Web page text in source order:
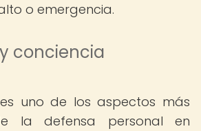
o emergencia.
conciencia
uno de los aspectos más
la defensa personal en